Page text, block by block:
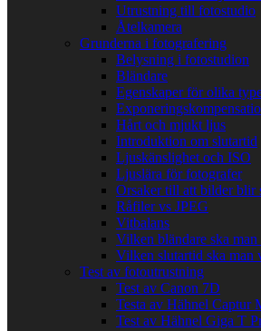
Utrustning till fotostudio
Åtelkamera
Grunderna i fotografering
Belysning i fotostudion
Bländare
Egenskaper för olika
Hårt och mjukt ljus
Introduktion om slutartid
Ljuskänslighet och ISO
Ljuslära för fotografer
Orsaker till att bilder blir
Råfiler vs JPEG
Vitbalans
Vilken bländare ska man
Vilken slutartid ska man
Test av fotoutrustning
Test av Canon 7D
Testa av Hähnel Captur
Test av Hähnel Giga T